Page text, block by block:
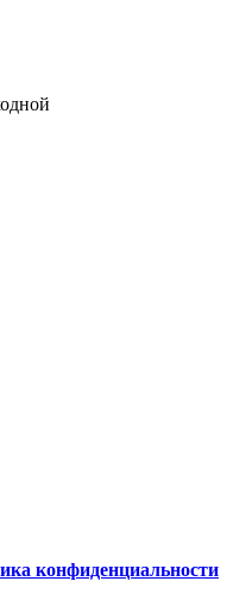
конфиденциальности